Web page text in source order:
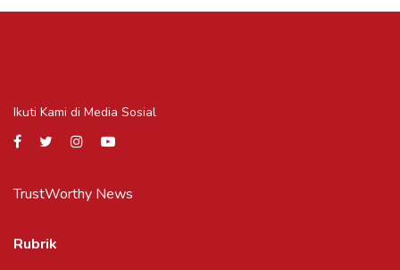
Ikuti Kami di Media Sosial
TrustWorthy News
Rubrik